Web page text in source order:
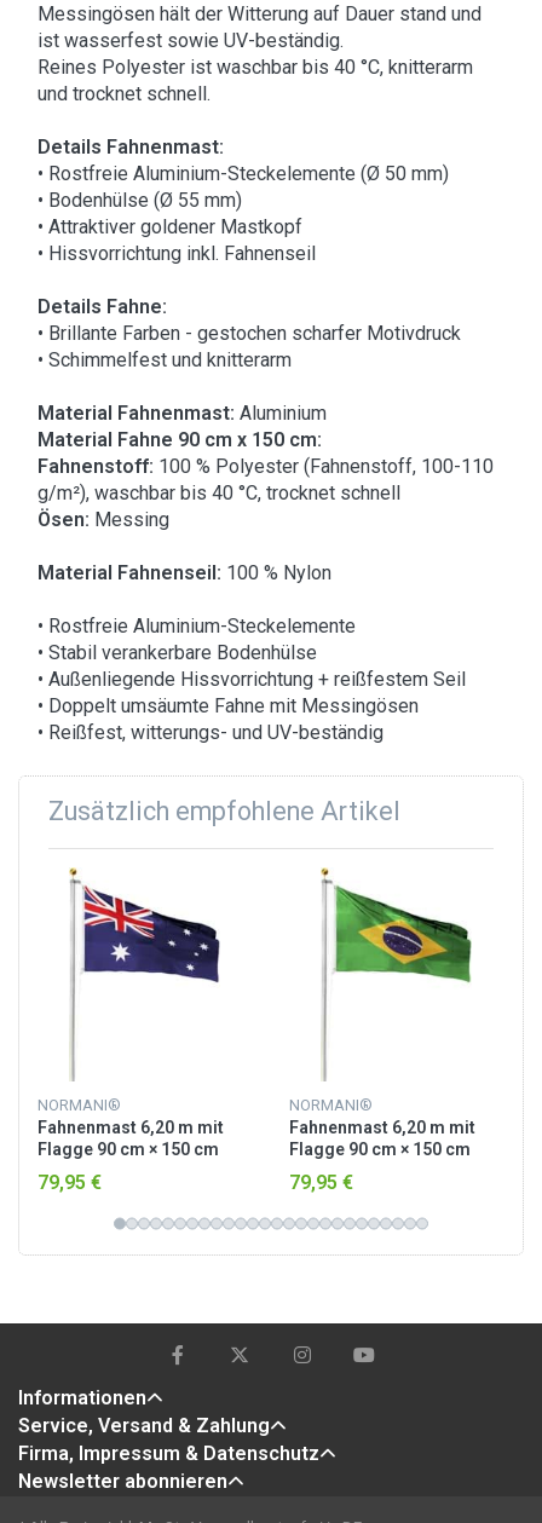
Messingösen hält der Witterung auf Dauer stand und
ist wasserfest sowie UV-beständig.
Reines Polyester ist waschbar bis 40 °C, knitterarm
und trocknet schnell.
Details Fahnenmast:
• Rostfreie Aluminium-Steckelemente (Ø 50 mm)
• Bodenhülse (Ø 55 mm)
• Attraktiver goldener Mastkopf
• Hissvorrichtung inkl. Fahnenseil
Details Fahne:
• Brillante Farben - gestochen scharfer Motivdruck
• Schimmelfest und knitterarm
Material Fahnenmast: Aluminium
Material Fahne 90 cm x 150 cm:
Fahnenstoff: 100 % Polyester (Fahnenstoff, 100-110
g/m²), waschbar bis 40 °C, trocknet schnell
Ösen: Messing
Material Fahnenseil: 100 % Nylon
• Rostfreie Aluminium-Steckelemente
• Stabil verankerbare Bodenhülse
• Außenliegende Hissvorrichtung + reißfestem Seil
• Doppelt umsäumte Fahne mit Messingösen
• Reißfest, witterungs- und UV-beständig
Zusätzlich empfohlene Artikel
NORMANI®
Fahnenmast 6,20 m mit
Flagge 90 cm × 150 cm
Australien
79,95 €
NORMANI®
Fahnenmast 6,20 m mit
Flagge 90 cm × 150 cm
Brasilien
79,95 €
Informationen
Service, Versand & Zahlung
Firma, Impressum & Datenschutz
Newsletter abonnieren